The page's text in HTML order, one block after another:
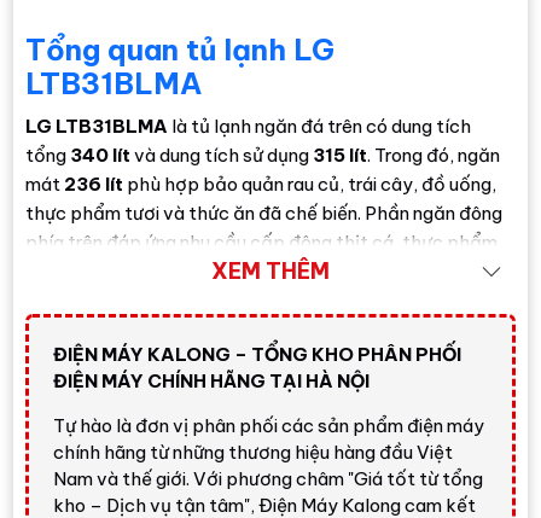
Tổng quan tủ lạnh LG
LTB31BLMA
LG LTB31BLMA là tủ lạnh ngăn đá trên có dung tích
tổng 340 lít và dung tích sử dụng 315 lít. Trong đó, ngăn
mát 236 lít phù hợp bảo quản rau củ, trái cây, đồ uống,
thực phẩm tươi và thức ăn đã chế biến. Phần ngăn đông
phía trên đáp ứng nhu cầu cấp đông thịt cá, thực phẩm
đông lạnh và làm đá hằng ngày.
Với kích thước600 x 1640 x 710 mm, thiết kế màuđen
lì
và tay cầm túi ngang, sản phẩm phù hợp nhiều không
gian bếp gia đình, căn hộ hoặc nhà phố. Đây là lựa chọn
đáng cân nhắc nếu bạn cần một chiếc
Inverter 315 lítcó công nghệ làm lạnh tốt, nhãn năng
lượng5 saovà điện năng tiêu thụ công bố380
kWh/năm.
XEM THÊM
ĐIỆN MÁY KALONG – TỔNG KHO PHÂN PHỐI
ĐIỆN MÁY CHÍNH HÃNG TẠI HÀ NỘI
Tự hào là đơn vị phân phối các sản phẩm điện máy
chính hãng từ những thương hiệu hàng đầu Việt
Nam và thế giới. Với phương châm "Giá tốt từ tổng
kho – Dịch vụ tận tâm", Điện Máy Kalong cam kết